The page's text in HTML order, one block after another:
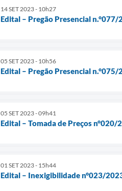
14 SET 2023 - 10h27
Edital – Pregão Presencial
05 SET 2023 - 10h56
Edital – Pregão Presencial
05 SET 2023 - 09h41
Edital – Tomada de Preços
01 SET 2023 - 15h44
Edital – Inexigibilidade n°023/